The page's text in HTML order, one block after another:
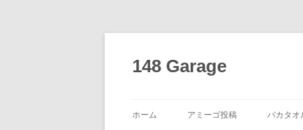
ン
ツ
ッ
148 Garage
ホーム アミーゴ投稿 バカタオ